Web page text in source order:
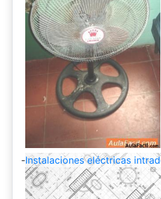
-Instalaciones eléctricas